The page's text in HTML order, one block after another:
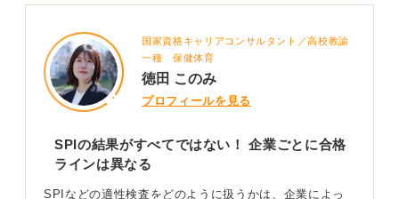
国家資格キャリアコンサルタント／高校教諭
一種 保健体育
徳田 このみ
プロフィールを見る
SPIの結果がすべてではない！ 企業ごとに合格
ラインは異なる
SPIなどの適性検査をどのように扱うかは、企業によっ